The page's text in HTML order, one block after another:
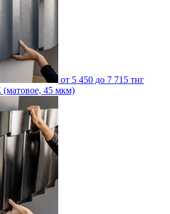
от 5 450 до 7 715 тнг
45 мкм)